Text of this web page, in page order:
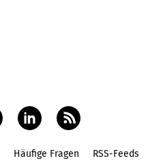
Häufige Fragen RSS-Feeds